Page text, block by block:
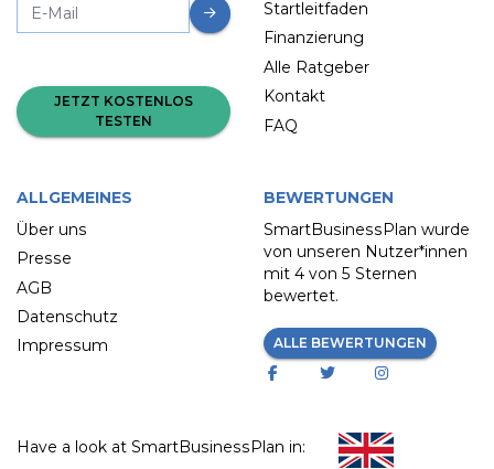
JETZT KOSTENLOS
TESTEN
Startleitfaden
Finanzierung
Alle Ratgeber
Kontakt
FAQ
ALLGEMEINES
Über uns
Presse
AGB
Datenschutz
Impressum
BEWERTUNGEN
SmartBusinessPlan wurde
von unseren Nutzer*innen
mit 4 von 5 Sternen
bewertet.
ALLE BEWERTUNGEN
Have a look at SmartBusinessPlan in: